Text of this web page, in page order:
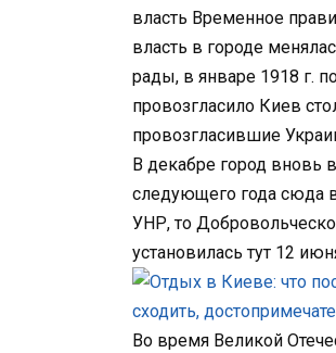
власть Временное
власть в городе
рады, в январе 1918 г.
провозгласило Киев
провозгласившие
В декабре город вновь
следующего года сюда
УНР, то
установилась тут 12
Во время Великой